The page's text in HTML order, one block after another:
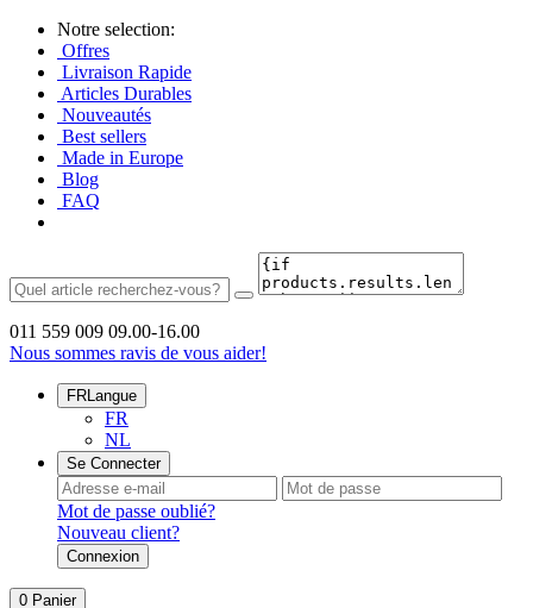
Notre selection:
Offres
Livraison Rapide
Articles Durables
Nouveautés
Best sellers
Made in Europe
Blog
FAQ
011 559 009 09.00-16.00
Nous sommes ravis de vous aider!
FRLangue
FR
NL
Se Connecter
Mot de passe oublié?
Nouveau client?
Connexion
0 Panier